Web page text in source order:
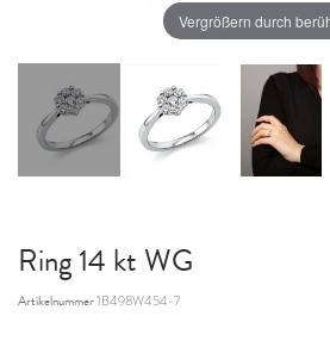
Vergrößern durch
Ring 14 kt WG
Artikelnummer1B498W454-7